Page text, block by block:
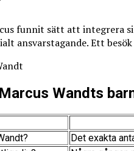
funnit sätt att integrera
ansvarstagande. Ett
Wandts
Det exakta